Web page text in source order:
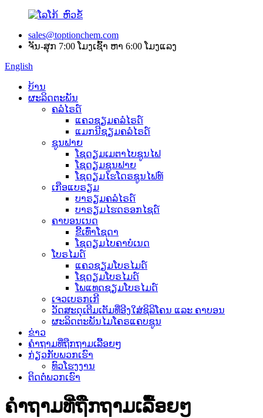
sales@toptionchem.com
ຈັນ-ສຸກ 7:00 ໂມງເຊົ້າ ຫາ 6:00 ໂມງແລງ
English
ບ້ານ
ຜະລິດຕະພັນ
ຄລໍໄຣດ໌
ແຄວຊຽມຄລໍໄຣດ໌
ແມກນີຊຽມຄລໍໄຣດ໌
ຊູນຟາຍ
ໂຊດຽມເມຕາໄບຊູນໄຟ
ໂຊດຽມຊູນຟາຍ
ໂຊດຽມໄຮໂດຣຊູນໄຟທ໌
ເກືອແບຣຽມ
ບາຣຽມຄລໍໄຣດ໌
ບາຣຽມໄຮດຣອກໄຊດ໌
ຄາບອນເນດ
ຂີ້ເທົ່າໂຊດາ
ໂຊດຽມໄບຄາບໍເນດ
ໂບຣໄມດ໌
ແຄວຊຽມໂບຣໄມດ໌
ໂຊດຽມໂບຣໄມດ໌
ໂພແທດຊຽມໂບຣໄມດ໌
ເຈວເບຣກເກີ
ວັດສະດຸເຕີມເຕັມທີ່ອີງໃສ່ຊິລິໂຄນ ແລະ ຄາບອນ
ຜະລິດຕະພັນໄມໂຄຣແຄບຊູນ
ຂ່າວ
ຄຳຖາມທີ່ຖືກຖາມເລື້ອຍໆ
ກ່ຽວກັບພວກເຮົາ
ທົວໂຮງງານ
ຕິດຕໍ່ພວກເຮົາ
ຄຳຖາມທີ່ຖືກຖາມເລື້ອຍໆ